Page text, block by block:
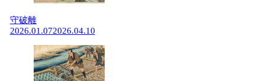
守破離
2026.01.072026.04.10